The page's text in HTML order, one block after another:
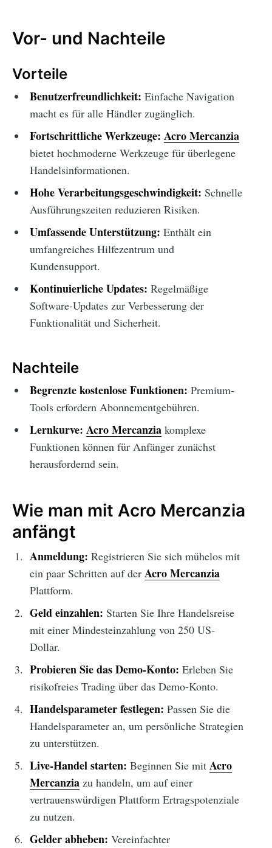
Vor- und Nachteile
Vorteile
Benutzerfreundlichkeit: Einfache Navigation
macht es für alle Händler zugänglich.
Fortschrittliche Werkzeuge: Acro Mercanzia
bietet hochmoderne Werkzeuge für überlegene
Handelsinformationen.
Hohe Verarbeitungsgeschwindigkeit: Schnelle
Ausführungszeiten reduzieren Risiken.
Umfassende Unterstützung: Enthält ein
umfangreiches Hilfezentrum und
Kundensupport.
Kontinuierliche Updates: Regelmäßige
Software-Updates zur Verbesserung der
Funktionalität und Sicherheit.
Nachteile
Begrenzte kostenlose Funktionen: Premium-
Tools erfordern Abonnementgebühren.
Lernkurve: Acro Mercanziakomplexe
Funktionen können für Anfänger zunächst
herausfordernd sein.
Wie man mit Acro Mercanzia
anfängt
Anmeldung: Registrieren Sie sich mühelos mit
ein paar Schritten auf der Acro Mercanzia
Plattform.
Geld einzahlen: Starten Sie Ihre Handelsreise
mit einer Mindesteinzahlung von 250 US-
Dollar.
Probieren Sie das Demo-Konto: Erleben Sie
risikofreies Trading über das Demo-Konto.
Handelsparameter festlegen: Passen Sie die
Handelsparameter an, um persönliche Strategien
zu unterstützen.
Live-Handel starten: Beginnen Sie mit Acro
Mercanziazu handeln, um auf einer
vertrauenswürdigen Plattform Ertragspotenziale
zu nutzen.
Gelder abheben: Vereinfachter